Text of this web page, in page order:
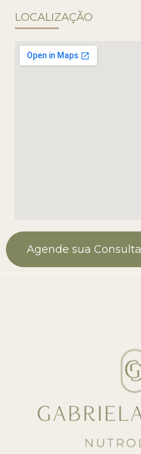
LOCALIZAÇÃO
Agende sua Consulta